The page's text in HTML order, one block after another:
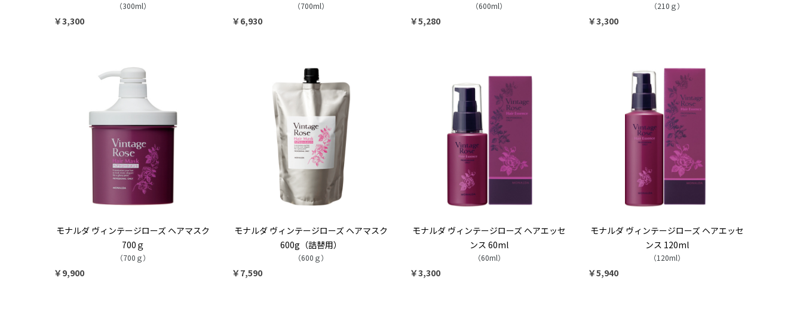
（300ml）
￥3,300
（700ml）
￥6,930
（600ml）
￥5,280
（210ｇ）
￥3,300
モナルダ ヴィンテージローズ ヘアマスク
700ｇ
（700ｇ）
￥9,900
モナルダ ヴィンテージローズ ヘアマスク
600g（詰替用）
（600ｇ）
￥7,590
モナルダ ヴィンテージローズ ヘアエッセ
ンス 60ml
（60ml）
￥3,300
モナルダ ヴィンテージローズ ヘアエッセ
ンス 120ml
（120ml）
￥5,940